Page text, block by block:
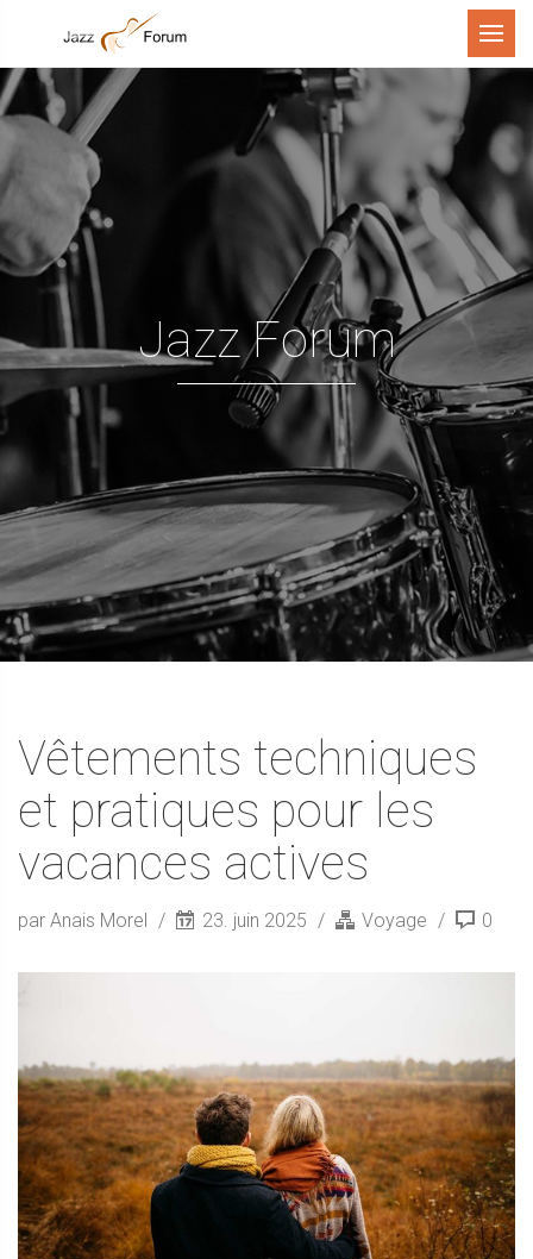
Menu
Jazz Forum
Vêtements techniques
et pratiques pour les
vacances actives
par Anais Morel 23. juin 2025 Voyage 0